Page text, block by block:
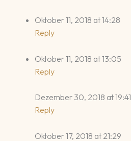
Oktober 11, 2018 at 14:28
Reply
Oktober 11, 2018 at 13:05
Reply
Dezember 30, 2018 at 19:41
Reply
Oktober 17, 2018 at 21:29